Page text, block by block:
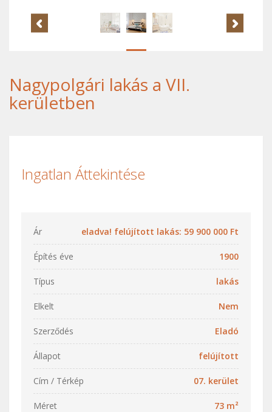
Nagypolgári lakás a VII.
kerületben
Ingatlan Áttekintése
Ár eladva! felújított lakás: 59 900 000 Ft
Építés éve 1900
Típus lakás
Elkelt Nem
Szerződés Eladó
Állapot felújított
Cím / Térkép 07. kerület
Méret 73 m²